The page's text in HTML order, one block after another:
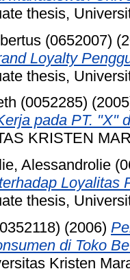
thesis,
(0652007)
Loyalty
thesis,
(0052285)
pada PT. "X"
KRISTEN
Alessandrolie
Loyalitas
thesis,
(2006)
di Toko
Kristen